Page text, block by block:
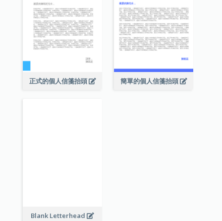
正式的個人信箋抬頭 簡單的個人信箋抬頭
Blank Letterhead